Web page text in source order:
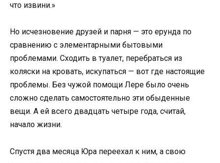
что извини.»
Но исчезновение друзей и парня — это ерунда по
сравнению с элементарными бытовыми
проблемами. Сходить в туалет, перебраться из
коляски на кровать, искупаться — вот где настоящие
проблемы. Без чужой помощи Лере было очень
сложно сделать самостоятельно эти обыденные
вещи. А ей всего двадцать четыре года, считай,
начало жизни.
Спустя два месяца Юра переехал к ним, а свою